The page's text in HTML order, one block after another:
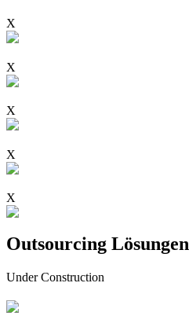
X
X
X
X
X
Outsourcing Lösungen
Under Construction